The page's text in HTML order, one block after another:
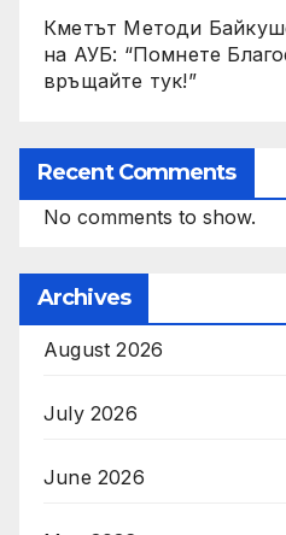
Кметът Методи
на АУБ: “Помнете
връщайте тук!”
Recent Comments
No comments to show.
Archives
August 2026
July 2026
June 2026